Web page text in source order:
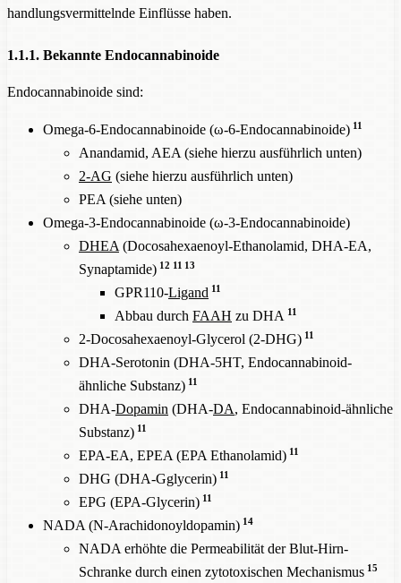
handlungsvermittelnde Einflüsse haben.
1.1.1. Bekannte Endocannabinoide
Endocannabinoide sind:
Omega-6-Endocannabinoide (ω-6-Endocannabinoide) 11
Anandamid, AEA (siehe hierzu ausführlich unten)
2-AG (siehe hierzu ausführlich unten)
PEA (siehe unten)
Omega-3-Endocannabinoide (ω-3-Endocannabinoide)
DHEA (Docosahexaenoyl-Ethanolamid, DHA-EA,
Synaptamide) 12 11 13
GPR110-Ligand 11
Abbau durch FAAH zu DHA 11
2-Docosahexaenoyl-Glycerol (2-DHG) 11
DHA-Serotonin (DHA-5HT, Endocannabinoid-
ähnliche Substanz) 11
DHA-Dopamin (DHA-DA, Endocannabinoid-ähnliche
Substanz) 11
EPA-EA, EPEA (EPA Ethanolamid) 11
DHG (DHA-Gglycerin) 11
EPG (EPA-Glycerin) 11
NADA (N-Arachidonoyldopamin) 14
NADA erhöhte die Permeabilität der Blut-Hirn-
Schranke durch einen zytotoxischen Mechanismus 15